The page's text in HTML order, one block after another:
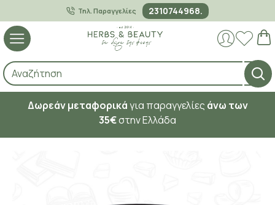
Τηλ. Παραγγελίες 2310744968.
Δωρεάν μεταφορικάγια παραγγελίες άνω των
35€στην Ελλάδα